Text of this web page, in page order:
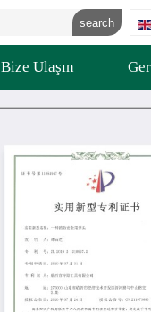
Bize Ulaşın